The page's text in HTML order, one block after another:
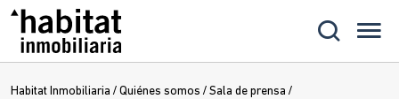
Habitat Inmobiliaria / Quiénes somos / Sala de prensa /